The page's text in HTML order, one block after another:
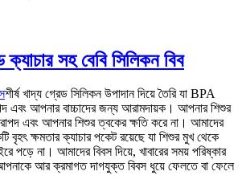
সহ বেবি সিলিকন বিব
শীর্ষ খাদ্য গ্রেড সিলিকন উপাদান দিয়ে তৈরি যা BPA
এবং আপনার বাচ্চাদের জন্য আরামদায়ক। আপনার শিশুর
এবং আপনার শিশুর ত্বকের ক্ষতি করে না। আমাদের
বৃহৎ ক্ষমতার ক্যাচার পকেট রয়েছে যা শিশুর মুখ থেকে
পড়ে না। আমাদের বিবস দিয়ে, খাবারের সময় পরিষ্কার
আর ক্রমাগত দাগযুক্ত বিবস ধুয়ে ফেলতে বা ফেলে